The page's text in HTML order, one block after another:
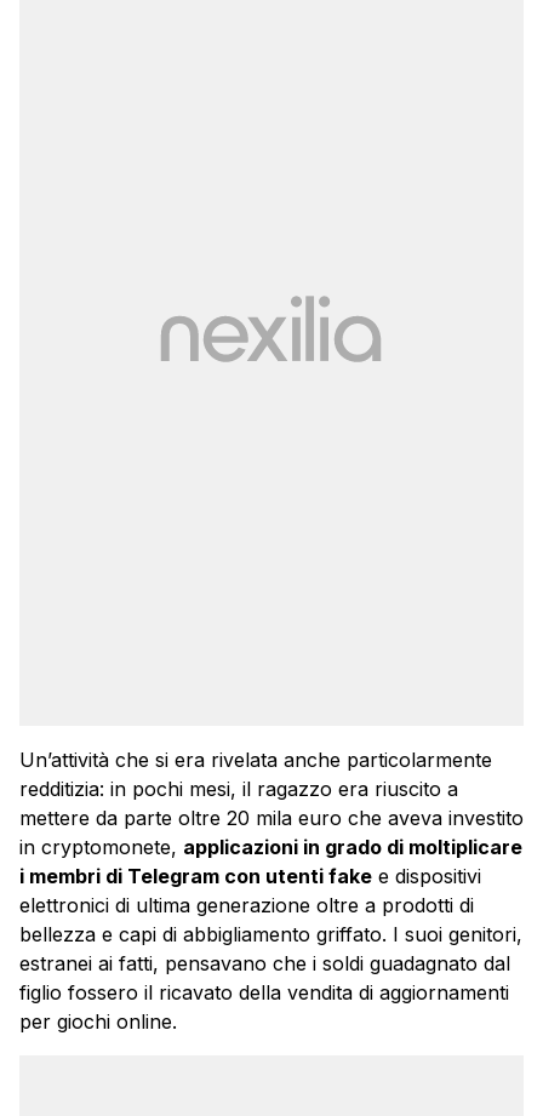
Un’attività che si era rivelata anche particolarmente
redditizia: in pochi mesi, il ragazzo era riuscito a
mettere da parte oltre 20 mila euro che aveva investito
in cryptomonete, applicazioni in grado di moltiplicare
i membri di Telegram con utenti fake e dispositivi
elettronici di ultima generazione oltre a prodotti di
bellezza e capi di abbigliamento griffato. I suoi genitori,
estranei ai fatti, pensavano che i soldi guadagnato dal
figlio fossero il ricavato della vendita di aggiornamenti
per giochi online.